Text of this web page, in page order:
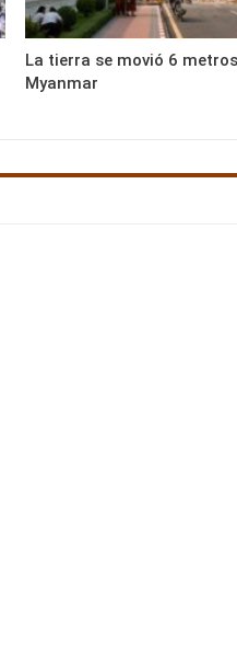
La tierra se movió 6
Myanmar